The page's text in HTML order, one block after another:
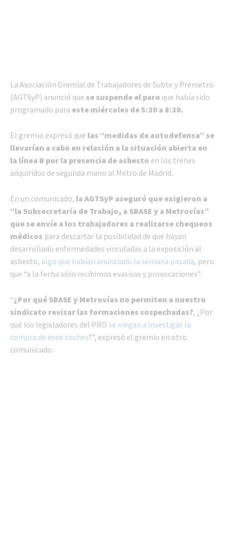
La Asociación Gremial de Trabajadores de Subte y Premetro
(AGTSyP) anunció que se suspende el paro que había sido
programado para este miércoles de 5:30 a 8:30.
El gremio expresó que las “medidas de autodefensa” se
llevarían a cabo en relación a la situación abierta en
la línea B por la presencia de asbesto en los trenes
adquiridos de segunda mano al Metro de Madrid.
En un comunicado, la AGTSyP aseguró que exigieron a
“la Subsecretaría de Trabajo, a SBASE y a Metrovías”
que se envíe a los trabajadores a realizarse chequeos
médicos para descartar la posibilidad de que hayan
desarrollado enfermedades vinculadas a la exposición al
asbesto, algo que habían anunciado la semana pasada, pero
que “a la fecha sólo recibimos evasivas y provocaciones”.
“¿Por qué SBASE y Metrovías no permiten a nuestro
sindicato revisar las formaciones sospechadas?, ¿Por
qué los legisladores del PRO se niegan a investigar la
compra de esos coches?”, expresó el gremio en otro
comunicado.